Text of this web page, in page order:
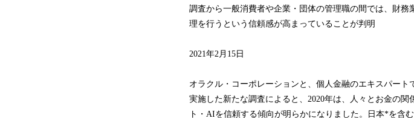
調査から一般消費者や企業・団体の管理職の間では、財
理を行うという信頼感が高まっていることが判明
2021年2月15日
オラクル・コーポレーションと、個人金融のエキスパート
実施した新たな調査によると、2020年は、人々とお金の
ト・AIを信頼する傾向が明らかになりました。日本*を含